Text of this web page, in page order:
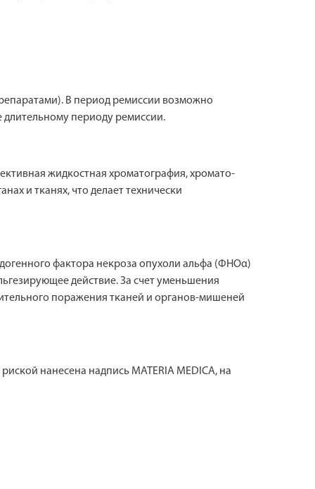
В период ремиссии возможно
длительному периоду ремиссии.
жидкостная хроматография, хромато-
и тканях, что делает технически
фактора некроза опухоли альфа (ФНОα)
действие. За счет уменьшения
поражения тканей и органов-мишеней
нанесена надпись MATERIA MEDICA, на